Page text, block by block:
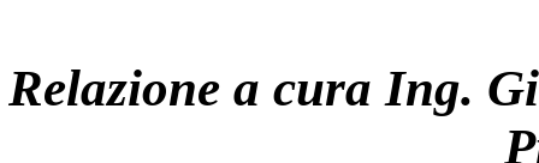
Relazione a cura Ing.